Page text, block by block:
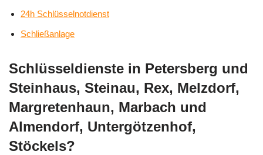
24h Schlüsselnotdienst
Schließanlage
Schlüsseldienste in Petersberg und
Steinhaus, Steinau, Rex, Melzdorf,
Margretenhaun, Marbach und
Almendorf, Untergötzenhof,
Stöckels?